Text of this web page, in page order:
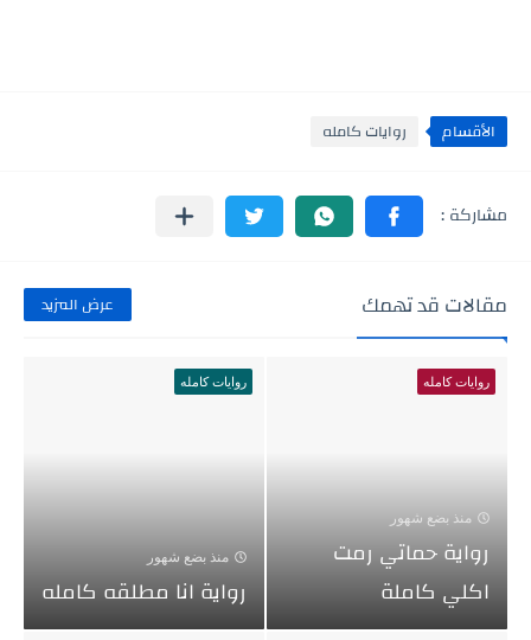
الأقسام روايات كامله
مقالات قد تهمك عرض المزيد
روايات كامله
منذ بضع شهور
رواية حماتي رمت
اكلي كاملة
روايات كامله
منذ بضع شهور
رواية انا مطلقه كامله